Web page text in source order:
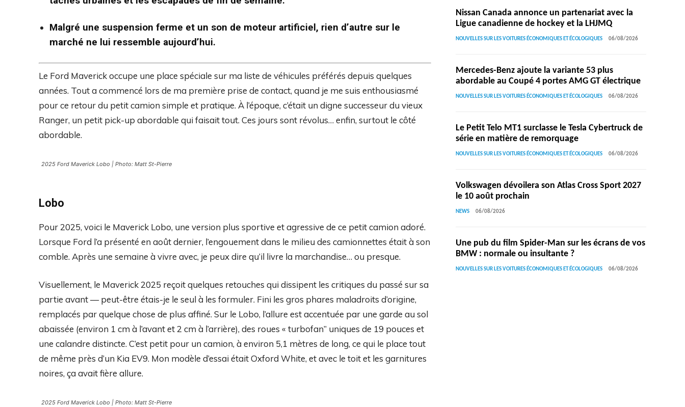
Malgré une suspension ferme et un son de moteur artificiel, rien d’autre sur le
marché ne lui ressemble aujourd’hui.
Le Ford Maverick occupe une place spéciale sur ma liste de véhicules préférés depuis quelques
années. Tout a commencé lors de ma première prise de contact, quand je me suis enthousiasmé
pour ce retour du petit camion simple et pratique. À l’époque, c’était un digne successeur du vieux
Ranger, un petit pick-up abordable qui faisait tout. Ces jours sont révolus… enfin, surtout le côté
abordable.
2025 Ford Maverick Lobo | Photo: Matt St-Pierre
Lobo
Pour 2025, voici le Maverick Lobo, une version plus sportive et agressive de ce petit camion adoré.
Lorsque Ford l’a présenté en août dernier, l’engouement dans le milieu des camionnettes était à son
comble. Après une semaine à vivre avec, je peux dire qu’il livre la marchandise… ou presque.
Visuellement, le Maverick 2025 reçoit quelques retouches qui dissipent les critiques du passé sur sa
partie avant — peut-être étais-je le seul à les formuler. Fini les gros phares maladroits d’origine,
remplacés par quelque chose de plus affiné. Sur le Lobo, l’allure est accentuée par une garde au sol
abaissée (environ 1 cm à l’avant et 2 cm à l’arrière), des roues « turbofan” uniques de 19 pouces et
une calandre distincte. C’est petit pour un camion, à environ 5,1 mètres de long, ce qui le place tout
de même près d’un Kia EV9. Mon modèle d’essai était Oxford White, et avec le toit et les garnitures
noires, ça avait fière allure.
2025 Ford Maverick Lobo | Photo: Matt St-Pierre
Nissan Canada annonce un partenariat avec la
Ligue canadienne de hockey et la LHJMQ
NOUVELLES SUR LES VOITURES ÉCONOMIQUES ET ÉCOLOGIQUES 06/08/2026
Mercedes-Benz ajoute la variante 53 plus
abordable au Coupé 4 portes AMG GT électrique
NOUVELLES SUR LES VOITURES ÉCONOMIQUES ET ÉCOLOGIQUES 06/08/2026
Le Petit Telo MT1 surclasse le Tesla Cybertruck de
série en matière de remorquage
NOUVELLES SUR LES VOITURES ÉCONOMIQUES ET ÉCOLOGIQUES 06/08/2026
Volkswagen dévoilera son Atlas Cross Sport 2027
le 10 août prochain
NEWS 06/08/2026
Une pub du film Spider-Man sur les écrans de vos
BMW : normale ou insultante ?
NOUVELLES SUR LES VOITURES ÉCONOMIQUES ET ÉCOLOGIQUES 06/08/2026